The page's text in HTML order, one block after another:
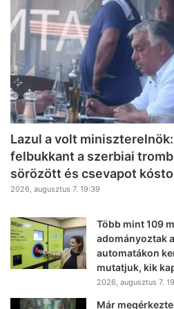
Lazul a volt
felbukkant a szerbiai
sörözött és csevapot
2026, augusztus 7. 19:39
Több mint 109
adományoztak
automatákon
mutatjuk, kik
2026, augusztus 7.
Már